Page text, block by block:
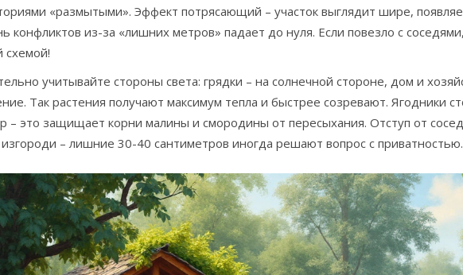
«размытыми». Эффект потрясающий – участок выглядит шире,
конфликтов из-за «лишних метров» падает до нуля. Если повезло с
схемой!
учитывайте стороны света: грядки – на солнечной стороне, дом и
Так растения получают максимум тепла и быстрее созревают. Ягодники
– это защищает корни малины и смородины от пересыхания. Отступ от
– лишние 30-40 сантиметров иногда решают вопрос с приватностью.